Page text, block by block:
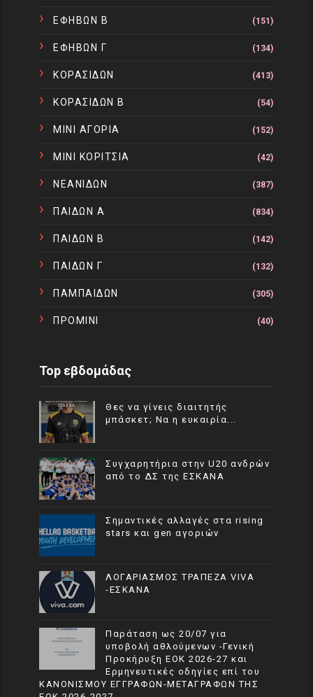
ΕΦΗΒΩΝ Β (151)
ΕΦΗΒΩΝ Γ (134)
ΚΟΡΑΣΙΔΩΝ (413)
ΚΟΡΑΣΙΔΩΝ Β (54)
ΜΙΝΙ ΑΓΟΡΙΑ (152)
ΜΙΝΙ ΚΟΡΙΤΣΙΑ (42)
ΝΕΑΝΙΔΩΝ (387)
ΠΑΙΔΩΝ Α (834)
ΠΑΙΔΩΝ Β (142)
ΠΑΙΔΩΝ Γ (132)
ΠΑΜΠΑΙΔΩΝ (305)
ΠΡΟΜΙΝΙ (40)
Top εβδομάδας
Θες να γίνεις διαιτητής
μπάσκετ; Να η ευκαιρία...
Συγχαρητήρια στην U20 ανδρών
από το ΔΣ της ΕΣΚΑΝΑ
Σημαντικές αλλαγές στα rising
stars και gen αγοριών
ΛΟΓΑΡΙΑΣΜΟΣ ΤΡΑΠΕΖΑ VIVA
-ΕΣΚΑΝΑ
Παράταση ως 20/07 για
υποβολή αθλούμενων -Γενική
Προκήρυξη ΕΟΚ 2026-27 και
Ερμηνευτικές οδηγίες επί του
ΚΑΝΟΝΙΣΜΟΥ ΕΓΓΡΑΦΩΝ-ΜΕΤΑΓΡΑΦΩΝ ΤΗΣ